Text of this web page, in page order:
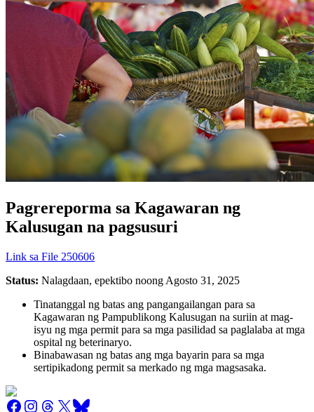
Pagrereporma sa Kagawaran ng
Kalusugan na pagsusuri
Link sa File 250606
Status: Nalagdaan, epektibo noong Agosto 31, 2025
Tinatanggal ng batas ang pangangailangan para sa
Kagawaran ng Pampublikong Kalusugan na suriin at mag-
isyu ng mga permit para sa mga pasilidad sa paglalaba at mga
ospital ng beterinaryo.
Binabawasan ng batas ang mga bayarin para sa mga
sertipikadong permit sa merkado ng mga magsasaka.